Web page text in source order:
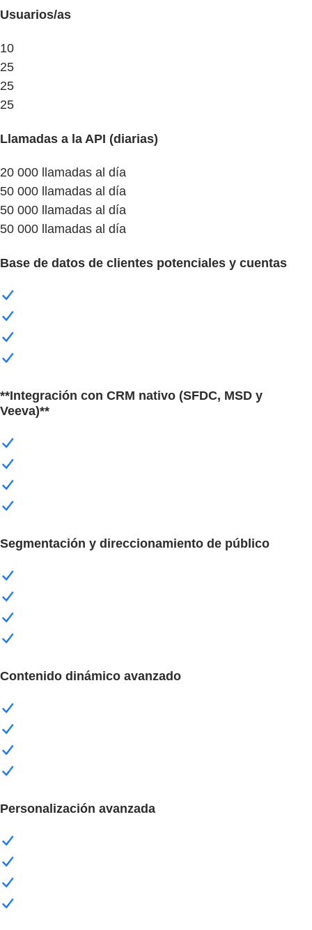
Usuarios/as
10
25
25
25
Llamadas a la API (diarias)
20 000 llamadas al día
50 000 llamadas al día
50 000 llamadas al día
50 000 llamadas al día
Base de datos de clientes potenciales y cuentas​
**Integración con CRM nativo (SFDC, MSD y
Veeva)**
Segmentación y direccionamiento de público
Contenido dinámico avanzado
Personalización avanzada